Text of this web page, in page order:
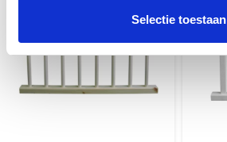
Selectie toestaan